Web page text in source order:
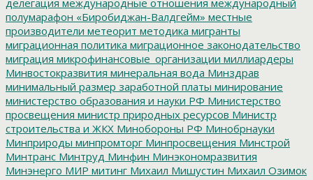
делегация международные отношения международный
полумарафон «Биробиджан-Валдгейм» местные
производители метеорит методика мигранты
миграционная политика миграционное законодательство
миграция микрофинансовые_организации миллиардеры
Минвостокразвития минеральная вода Минздрав
минимальный размер заработной платы минирование
министерство образования и науки РФ Министерство
просвещения министр природных ресурсов Министр
строительства и ЖКХ Минобороны РФ Минобрнауки
Минприроды минпромторг Минпросвещения Минстрой
Минтранс Минтруд Минфин Минэкономразвития
Минэнерго МИР митинг Михаил Мишустин Михаил Озимок